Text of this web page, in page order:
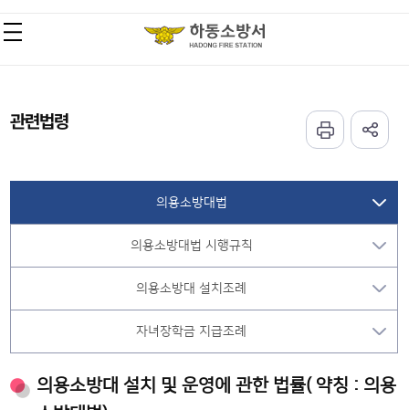
관련법령
의용소방대법
의용소방대법 시행규칙
의용소방대 설치조례
자녀장학금 지급조례
의용소방대 설치 및 운영에 관한 법률( 약칭 : 의용